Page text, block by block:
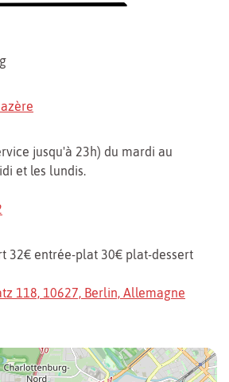
jusqu'à 23h) du mardi au
et les lundis.
32€ entrée-plat 30€ plat-dessert
118, 10627, Berlin, Allemagne